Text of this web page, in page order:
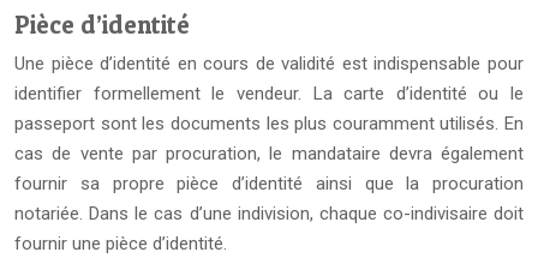
Pièce d’identité
Une pièce d’identité en cours de validité est indispensable pour
identifier formellement le vendeur. La carte d’identité ou le
passeport sont les documents les plus couramment utilisés. En
cas de vente par procuration, le mandataire devra également
fournir sa propre pièce d’identité ainsi que la procuration
notariée. Dans le cas d’une indivision, chaque co-indivisaire doit
fournir une pièce d’identité.